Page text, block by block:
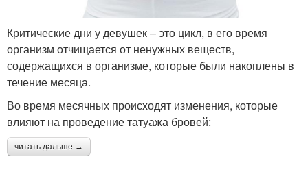
Критические дни у девушек – это цикл, в его время
организм отчищается от ненужных веществ,
содержащихся в организме, которые были накоплены в
течение месяца.
Во время месячных происходят изменения, которые
влияют на проведение татуажа бровей:
читать дальше →